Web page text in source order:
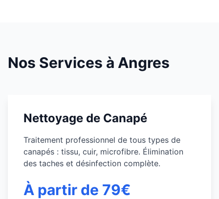
Nos Services à Angres
Nettoyage de Canapé
Traitement professionnel de tous types de
canapés : tissu, cuir, microfibre. Élimination
des taches et désinfection complète.
À partir de 79€